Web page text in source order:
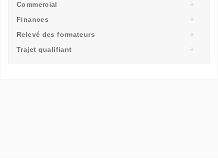
Commercial
Finances
Relevé des formateurs
Trajet qualifiant